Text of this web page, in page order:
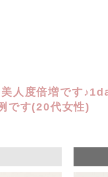
人度倍増です
です(20代女性)